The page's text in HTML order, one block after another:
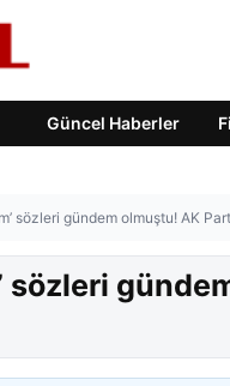
Güncel Haberler
sözleri gündem olmuştu! AK
sözleri